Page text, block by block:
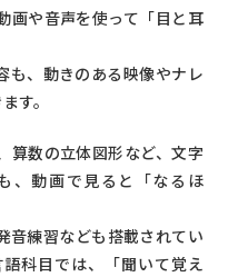
画や音声を使って「目と耳
も、動きのある映像やナレ
す。
算数の立体図形など、文字
、動画で見ると「なるほ
音練習なども搭載されてい
科目では、「聞いて覚え